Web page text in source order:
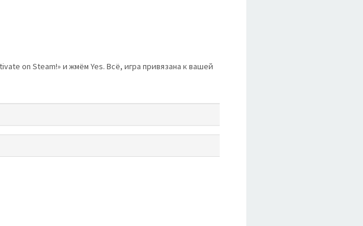
on Steam!» и жмём Yes. Всё, игра привязана к вашей